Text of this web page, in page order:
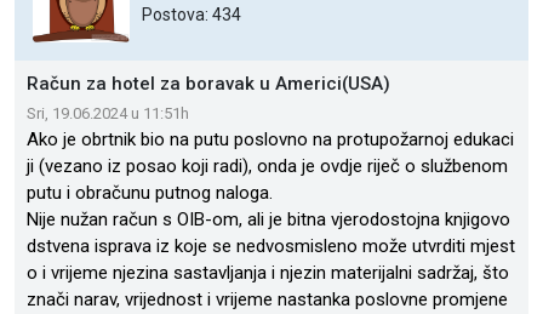
Postova: 434
Račun za hotel za boravak u Americi(USA)
Sri, 19.06.2024 u 11:51h
Ako je obrtnik bio na putu poslovno na protupožarnoj edukaci
ji (vezano iz posao koji radi), onda je ovdje riječ o službenom
putu i obračunu putnog naloga.
Nije nužan račun s OIB-om, ali je bitna vjerodostojna knjigovo
dstvena isprava iz koje se nedvosmisleno može utvrditi mjest
o i vrijeme njezina sastavljanja i njezin materijalni sadržaj, što
znači narav, vrijednost i vrijeme nastanka poslovne promjene